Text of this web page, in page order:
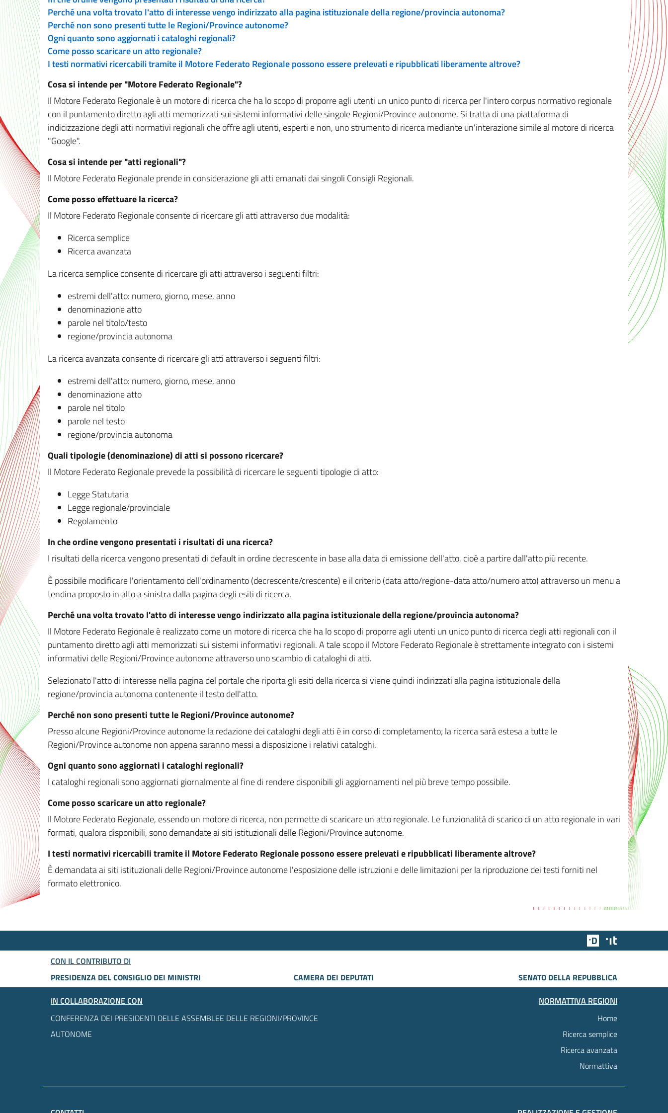
Perché una volta trovato l'atto di interesse vengo indirizzato alla pagina istituzionale della regione/provincia autonoma?
Perché non sono presenti tutte le Regioni/Province autonome?
Ogni quanto sono aggiornati i cataloghi regionali?
Come posso scaricare un atto regionale?
I testi normativi ricercabili tramite il Motore Federato Regionale possono essere prelevati e ripubblicati liberamente altrove?
Cosa si intende per "Motore Federato Regionale"?
Il Motore Federato Regionale è un motore di ricerca che ha lo scopo di proporre agli utenti un unico punto di ricerca per l'intero corpus normativo regionale
con il puntamento diretto agli atti memorizzati sui sistemi informativi delle singole Regioni/Province autonome. Si tratta di una piattaforma di
indicizzazione degli atti normativi regionali che offre agli utenti, esperti e non, uno strumento di ricerca mediante un'interazione simile al motore di ricerca
"Google".
Cosa si intende per "atti regionali"?
Il Motore Federato Regionale prende in considerazione gli atti emanati dai singoli Consigli Regionali.
Come posso effettuare la ricerca?
Il Motore Federato Regionale consente di ricercare gli atti attraverso due modalità:
Ricerca semplice
Ricerca avanzata
La ricerca semplice consente di ricercare gli atti attraverso i seguenti filtri:
estremi dell'atto: numero, giorno, mese, anno
denominazione atto
parole nel titolo/testo
regione/provincia autonoma
La ricerca avanzata consente di ricercare gli atti attraverso i seguenti filtri:
estremi dell'atto: numero, giorno, mese, anno
denominazione atto
parole nel titolo
parole nel testo
regione/provincia autonoma
Quali tipologie (denominazione) di atti si possono ricercare?
Il Motore Federato Regionale prevede la possibilità di ricercare le seguenti tipologie di atto:
Legge Statutaria
Legge regionale/provinciale
Regolamento
In che ordine vengono presentati i risultati di una ricerca?
I risultati della ricerca vengono presentati di default in ordine decrescente in base alla data di emissione dell'atto, cioè a partire dall'atto più recente.
È possibile modificare l'orientamento dell'ordinamento (decrescente/crescente) e il criterio (data atto/regione-data atto/numero atto) attraverso un menu a
tendina proposto in alto a sinistra dalla pagina degli esiti di ricerca.
Perché una volta trovato l'atto di interesse vengo indirizzato alla pagina istituzionale della regione/provincia autonoma?
Il Motore Federato Regionale è realizzato come un motore di ricerca che ha lo scopo di proporre agli utenti un unico punto di ricerca degli atti regionali con il
puntamento diretto agli atti memorizzati sui sistemi informativi regionali. A tale scopo il Motore Federato Regionale è strettamente integrato con i sistemi
informativi delle Regioni/Province autonome attraverso uno scambio di cataloghi di atti.
Selezionato l'atto di interesse nella pagina del portale che riporta gli esiti della ricerca si viene quindi indirizzati alla pagina istituzionale della
regione/provincia autonoma contenente il testo dell'atto.
Perché non sono presenti tutte le Regioni/Province autonome?
Presso alcune Regioni/Province autonome la redazione dei cataloghi degli atti è in corso di completamento; la ricerca sarà estesa a tutte le
Regioni/Province autonome non appena saranno messi a disposizione i relativi cataloghi.
Ogni quanto sono aggiornati i cataloghi regionali?
I cataloghi regionali sono aggiornati giornalmente al fine di rendere disponibili gli aggiornamenti nel più breve tempo possibile.
Come posso scaricare un atto regionale?
Il Motore Federato Regionale, essendo un motore di ricerca, non permette di scaricare un atto regionale. Le funzionalità di scarico di un atto regionale in vari
formati, qualora disponibili, sono demandate ai siti istituzionali delle Regioni/Province autonome.
I testi normativi ricercabili tramite il Motore Federato Regionale possono essere prelevati e ripubblicati liberamente altrove?
È demandata ai siti istituzionali delle Regioni/Province autonome l'esposizione delle istruzioni e delle limitazioni per la riproduzione dei testi forniti nel
formato elettronico.
Team Digitale
CON IL CONTRIBUTO DI
PRESIDENZA DEL CONSIGLIO DEI MINISTRI
CAMERA DEI DEPUTATI
SENATO DELLA REPUBBLICA
IN COLLABORAZIONE CON
CONFERENZA DEI PRESIDENTI DELLE ASSEMBLEE DELLE REGIONI/PROVINCE
AUTONOME
NORMATTIVA REGIONI
Home
Ricerca semplice
Ricerca avanzata
Normattiva